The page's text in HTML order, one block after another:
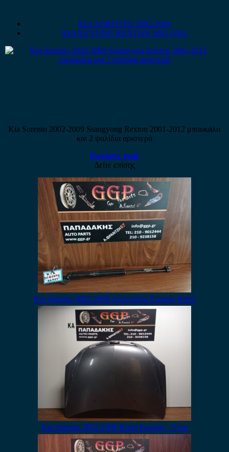
KIA SORENTO 2002-2009
SSANGYONG REXTON 2001-2012
Kia Sorento 2002-2009 Ssangyong Rexton 2001-2012 μπουκάλα
και 2 ψαλίδια αριστερά
Ρωτήστε τιμή
Δείτε επίσης
Kia Sorento 2002-2009 Αμορτισέρ Εμπρός Καπό
Kia Sorento 2002-2006 Καπό Εμπρός – Γκρι